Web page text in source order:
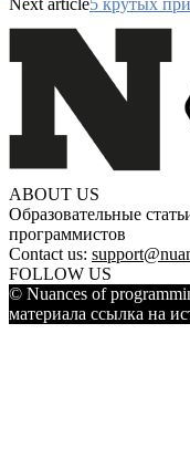
Next article5 крутых
ABOUT US
Образовательные
программистов
Contact us:
FOLLOW US
© Nuances of
материала ссылка на